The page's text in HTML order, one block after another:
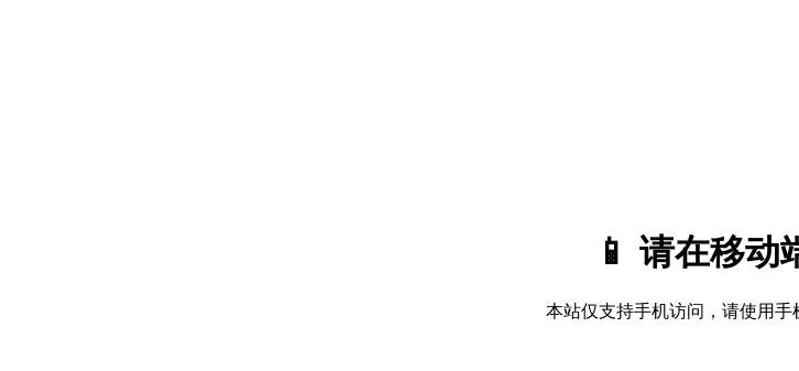
📱 请在移动
本站仅支持手机访问，请使用手